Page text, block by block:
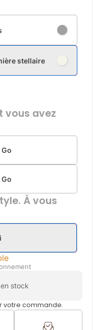
stellaire
vous avez
Go
Go
À vous
stock
votre commande.